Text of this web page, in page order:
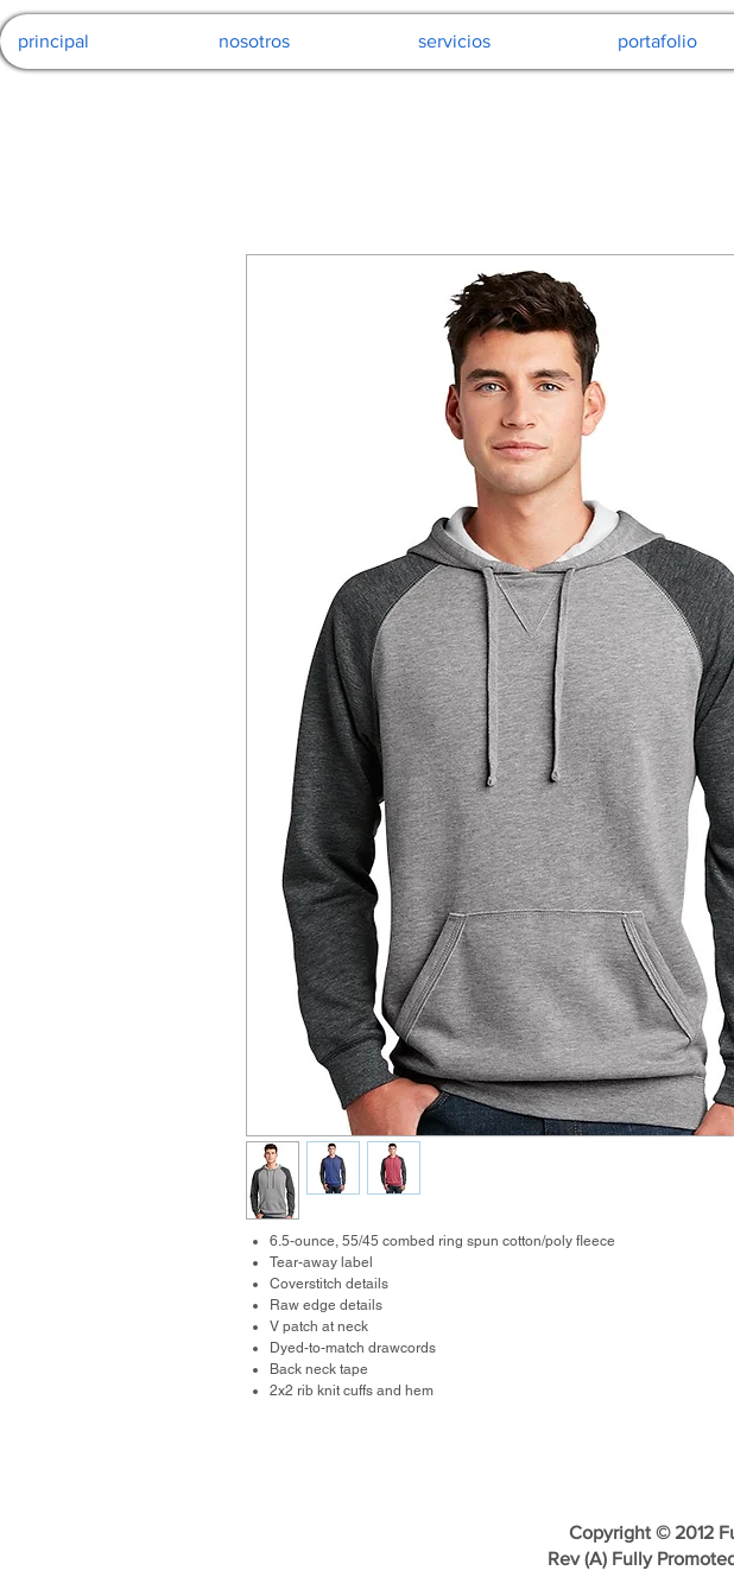
principal nosotros servicios portafolio
6.5-ounce, 55/45 combed ring spun cotton/poly fleece
Tear-away label
Coverstitch details
Raw edge details
V patch at neck
Dyed-to-match drawcords
Back neck tape
2x2 rib knit cuffs and hem
Copyright © 2012
Rev (A) Fully